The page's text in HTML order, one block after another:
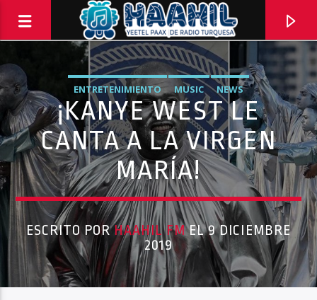
PROGRAMA ACTUAL
PASAPORTE MUNDIAL
ENTRETENIMIENTO MUSIC NEWS
¡KANYE WEST LE
CANTA A LA VIRGEN
MARÍA!
ESCRITO PORHAAHIL FMEL 9 DICIEMBRE
2019